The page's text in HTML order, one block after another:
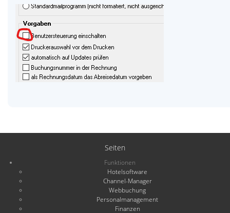
Seiten
Funktionen
Hotelsoftware
Channel-Manager
Webbuchung
Personalmanagement
Finanzen